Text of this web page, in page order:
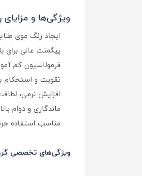
ویژگی‌ها و
ایجاد رنگ موی
پیگمنت عالی برای
فرمولاسیون کم
تقویت و استحکام
افزایش نرمی،
ماندگاری و دوام
مناسب استفاده
ویژگی‌های تخصصی